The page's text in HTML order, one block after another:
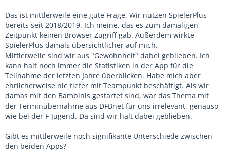
Das ist mittlerweile eine gute Frage. Wir nutzen SpielerPlus
bereits seit 2018/2019. Ich meine, das es zum damaligen
Zeitpunkt keinen Browser Zugriff gab. Außerdem wirkte
SpielerPlus damals übersichtlicher auf mich.
Mittlerweile sind wir aus "Gewohnheit" dabei geblieben. Ich
kann halt noch immer die Statistiken in der App für die
Teilnahme der letzten Jahre überblicken. Habe mich aber
ehrlicherweise nie tiefer mit Teampunkt beschäftigt. Als wir
damas mit den Bambinis gestartet sind, war das Thema mit
der Terminübernahme aus DFBnet für uns irrelevant, genauso
wie bei der F-Jugend. Da sind wir halt dabei geblieben.
Gibt es mittlerweile noch signifikante Unterschiede zwischen
den beiden Apps?